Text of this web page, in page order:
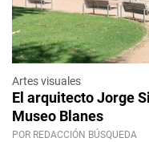
Artes visuales
El arquitecto Jorge
Museo Blanes
POR REDACCIÓN BÚSQUEDA